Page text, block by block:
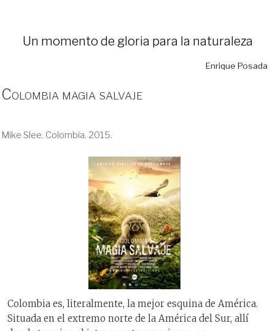
Un momento de gloria para la naturaleza
Enrique Posada
Colombia magia salvaje
Mike Slee. Colombia, 2015.
Colombia es, literalmente, la mejor esquina de América.
Situada en el extremo norte de la América del Sur, allí